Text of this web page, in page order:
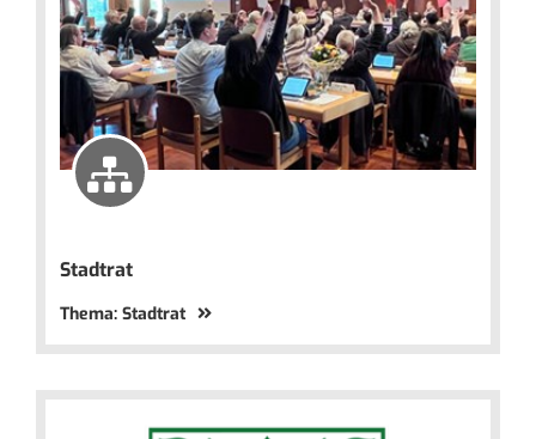
Stadtrat
Thema: Stadtrat